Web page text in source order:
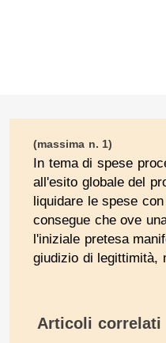
(massima n. 1)
In tema di spese
all'esito globale del
liquidare le spese
consegue che ove
l'iniziale pretesa
giudizio di legittimità,
Articoli correlati